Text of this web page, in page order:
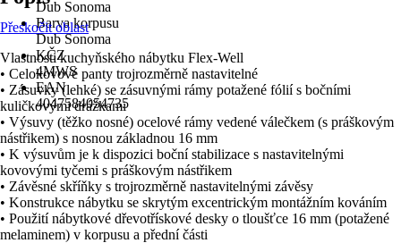
Dub Sonoma
Barva korpusu
Dub Sonoma
KČZ
4MWS
EAN
4047584054735
Přeskočit oblast
Vlastnosti kuchyňského nábytku Flex-Well
• Celokovové panty trojrozměrně nastavitelné
• Zásuvky (lehké) se zásuvnými rámy potažené fólií s bočními
kuličkovými drážkami
• Výsuvy (těžko nosné) ocelové rámy vedené válečkem (s práškovým
nástřikem) s nosnou základnou 16 mm
• K výsuvům je k dispozici boční stabilizace s nastavitelnými
kovovými tyčemi s práškovým nástřikem
• Závěsné skříňky s trojrozměrně nastavitelnými závěsy
• Konstrukce nábytku se skrytým excentrickým montážním kováním
• Použití nábytkové dřevotřískové desky o tloušťce 16 mm (potažené
melaminem) v korpusu a přední části